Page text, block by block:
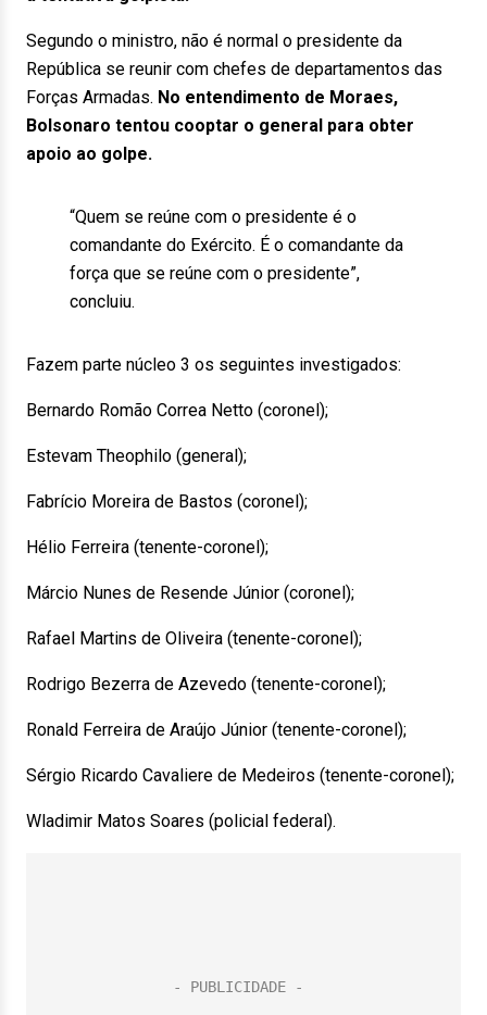
Segundo o ministro, não é normal o presidente da
República se reunir com chefes de departamentos das
Forças Armadas. No entendimento de Moraes,
Bolsonaro tentou cooptar o general para obter
apoio ao golpe.
“Quem se reúne com o presidente é o
comandante do Exército. É o comandante da
força que se reúne com o presidente”,
concluiu.
Fazem parte núcleo 3 os seguintes investigados:
Bernardo Romão Correa Netto (coronel);
Estevam Theophilo (general);
Fabrício Moreira de Bastos (coronel);
Hélio Ferreira (tenente-coronel);
Márcio Nunes de Resende Júnior (coronel);
Rafael Martins de Oliveira (tenente-coronel);
Rodrigo Bezerra de Azevedo (tenente-coronel);
Ronald Ferreira de Araújo Júnior (tenente-coronel);
Sérgio Ricardo Cavaliere de Medeiros (tenente-coronel);
Wladimir Matos Soares (policial federal).